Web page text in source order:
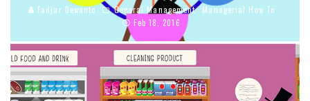
Fadjar Dewanto General Management
Managerial How To
Feb 18, 2016